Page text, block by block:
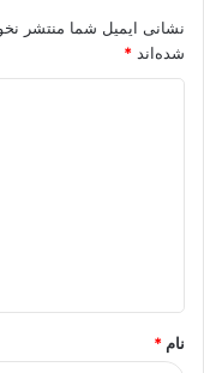
نشانی ایمیل شما منتشر
شده‌اند *
*
نام *